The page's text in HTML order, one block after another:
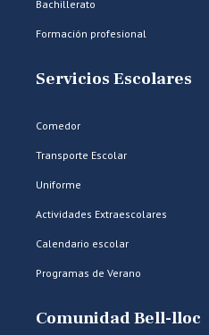
Bachillerato
Formación profesional
Servicios Escolares
Comedor
Transporte Escolar
Uniforme
Actividades Extraescolares
Calendario escolar
Programas de Verano
Comunidad Bell-lloc